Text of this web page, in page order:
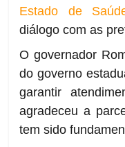
Estado de
diálogo com as
O governador
do governo
garantir
agradeceu a
tem sido